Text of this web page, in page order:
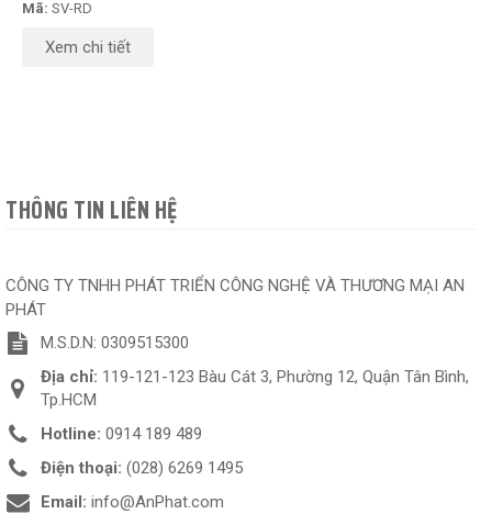
Mã: SV-RD
Xem chi tiết
THÔNG TIN LIÊN HỆ
CÔNG TY TNHH PHÁT TRIỂN CÔNG NGHỆ VÀ THƯƠNG MẠI AN
PHÁT
M.S.D.N: 0309515300
Địa chỉ: 119-121-123 Bàu Cát 3, Phường 12, Quận Tân Bình,
Tp.HCM
Hotline: 0914 189 489
Điện thoại: (028) 6269 1495
Email: info@AnPhat.com